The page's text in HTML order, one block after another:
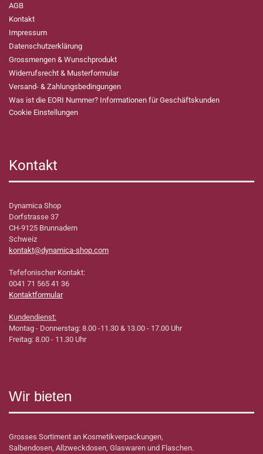
AGB
Kontakt
Impressum
Datenschutzerklärung
Grossmengen & Wunschprodukt
Widerrufsrecht & Musterformular
Versand- & Zahlungsbedingungen
Was ist die EORI Nummer? Informationen für Geschäftskunden
Cookie Einstellungen
Kontakt
Dynamica Shop
Dorfstrasse 37
CH-9125 Brunnadern
Schweiz
kontakt@dynamica-shop.com
Tefefonischer Kontakt:
0041 71 565 41 36
Kontaktformular
Kundendienst:
Montag - Donnerstag: 8.00 -11.30 & 13.00 - 17.00 Uhr
Freitag: 8.00 - 11.30 Uhr
Wir bieten
Grosses Sortiment an Kosmetikverpackungen,
Salbendosen, Allzweckdosen, Glaswaren und Flaschen.